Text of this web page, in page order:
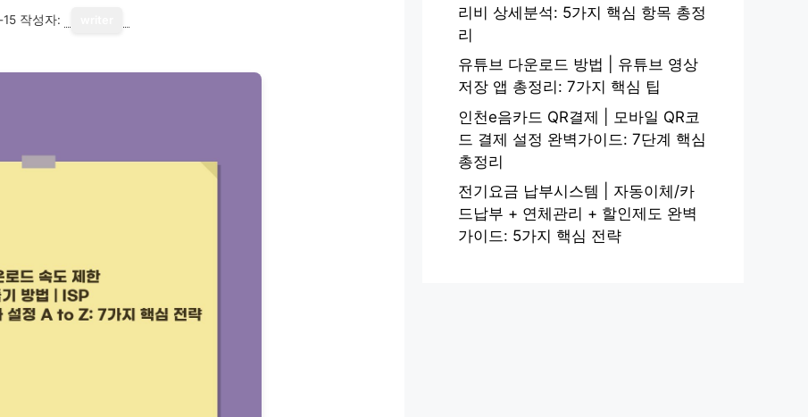
작성자:
리비 상세분석: 5가지 핵심 항목 총정
리
유튜브 다운로드 방법 | 유튜브 영상
저장 앱 총정리: 7가지 핵심 팁
인천e음카드 QR결제 | 모바일 QR코
드 결제 설정 완벽가이드: 7단계 핵심
총정리
전기요금 납부시스템 | 자동이체/카
드납부 + 연체관리 + 할인제도 완벽
가이드: 5가지 핵심 전략